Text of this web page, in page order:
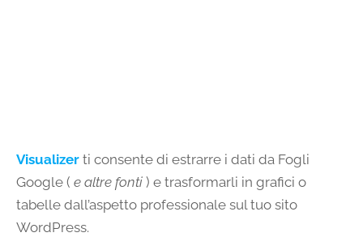
Visualizer ti consente di estrarre i dati da Fogli
Google ( e altre fonti ) e trasformarli in grafici o
tabelle dall’aspetto professionale sul tuo sito
WordPress.